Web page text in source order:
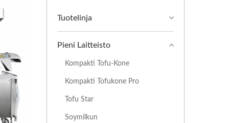
TOFU
HINTA,
VEGAANINEN
VIHANNES-
Tuotelinja
Pieni Laitteisto
Kompakti Tofu-Kone
Kompakti Tofukone Pro
Tofu Star
Soymilkun